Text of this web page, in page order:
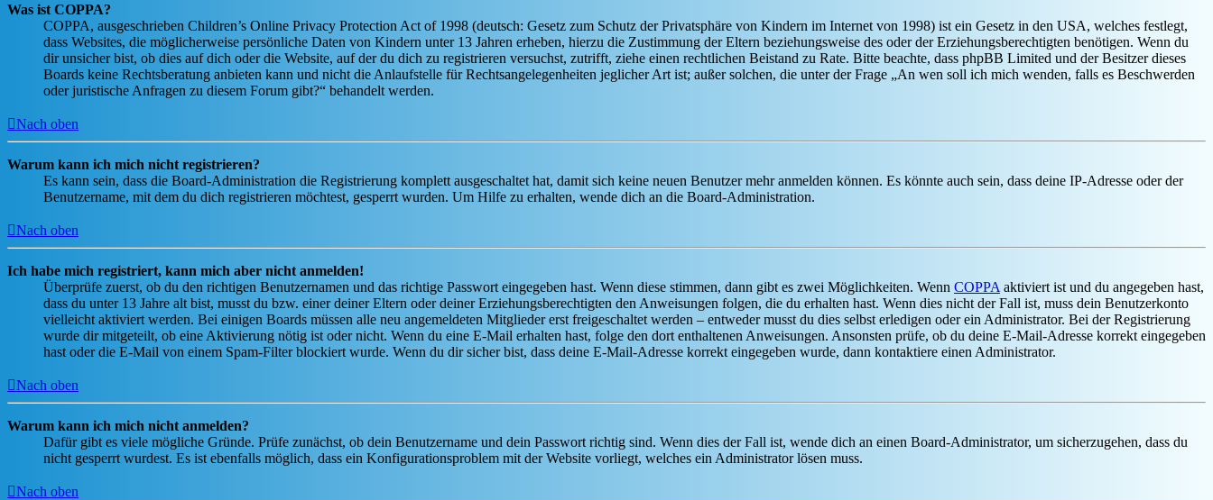
Was ist COPPA?
COPPA, ausgeschrieben Children’s Online Privacy Protection Act of 1998 (deutsch: Gesetz zum Schutz der Privatsphäre von Kindern im Internet von 1998) ist ein Gesetz in den USA, welches festlegt,
dass Websites, die möglicherweise persönliche Daten von Kindern unter 13 Jahren erheben, hierzu die Zustimmung der Eltern beziehungsweise des oder der Erziehungsberechtigten benötigen. Wenn du
dir unsicher bist, ob dies auf dich oder die Website, auf der du dich zu registrieren versuchst, zutrifft, ziehe einen rechtlichen Beistand zu Rate. Bitte beachte, dass phpBB Limited und der Besitzer dieses
Boards keine Rechtsberatung anbieten kann und nicht die Anlaufstelle für Rechtsangelegenheiten jeglicher Art ist; außer solchen, die unter der Frage „An wen soll ich mich wenden, falls es Beschwerden
oder juristische Anfragen zu diesem Forum gibt?“ behandelt werden.
Nach oben
Warum kann ich mich nicht registrieren?
Es kann sein, dass die Board-Administration die Registrierung komplett ausgeschaltet hat, damit sich keine neuen Benutzer mehr anmelden können. Es könnte auch sein, dass deine IP-Adresse oder der
Benutzername, mit dem du dich registrieren möchtest, gesperrt wurden. Um Hilfe zu erhalten, wende dich an die Board-Administration.
Nach oben
Ich habe mich registriert, kann mich aber nicht anmelden!
Überprüfe zuerst, ob du den richtigen Benutzernamen und das richtige Passwort eingegeben hast. Wenn diese stimmen, dann gibt es zwei Möglichkeiten. Wenn COPPA aktiviert ist und du angegeben hast,
dass du unter 13 Jahre alt bist, musst du bzw. einer deiner Eltern oder deiner Erziehungsberechtigten den Anweisungen folgen, die du erhalten hast. Wenn dies nicht der Fall ist, muss dein Benutzerkonto
vielleicht aktiviert werden. Bei einigen Boards müssen alle neu angemeldeten Mitglieder erst freigeschaltet werden – entweder musst du dies selbst erledigen oder ein Administrator. Bei der Registrierung
wurde dir mitgeteilt, ob eine Aktivierung nötig ist oder nicht. Wenn du eine E-Mail erhalten hast, folge den dort enthaltenen Anweisungen. Ansonsten prüfe, ob du deine E-Mail-Adresse korrekt eingegeben
hast oder die E-Mail von einem Spam-Filter blockiert wurde. Wenn du dir sicher bist, dass deine E-Mail-Adresse korrekt eingegeben wurde, dann kontaktiere einen Administrator.
Nach oben
Warum kann ich mich nicht anmelden?
Dafür gibt es viele mögliche Gründe. Prüfe zunächst, ob dein Benutzername und dein Passwort richtig sind. Wenn dies der Fall ist, wende dich an einen Board-Administrator, um sicherzugehen, dass du
nicht gesperrt wurdest. Es ist ebenfalls möglich, dass ein Konfigurationsproblem mit der Website vorliegt, welches ein Administrator lösen muss.
Nach oben